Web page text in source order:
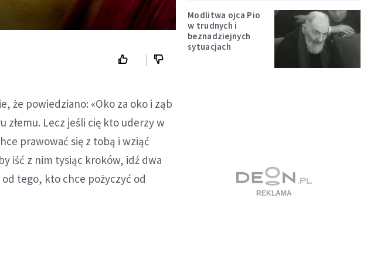
że powiedziano: «Oko za oko i ząb
złemu. Lecz jeśli cię kto uderzy w
prawować się z tobą i wziąć
iść z nim tysiąc kroków, idź dwa
tego, kto chce pożyczyć od
Modlitwa ojca Pio
w trudnych i
beznadziejnych
sytuacjach